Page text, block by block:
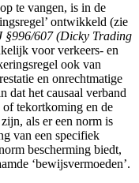
te vangen, is in de
ontwikkeld (zie
§996/607 (Dicky Trading
voor verkeers- en
ook van
en onrechtmatige
dat het causaal verband
of tekortkoming en de
als er een norm is
van een specifiek
bescherming biedt,
‘bewijsvermoeden’.